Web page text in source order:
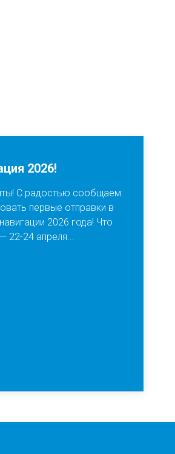
2026!
С радостью сообщаем:
первые отправки в
2026 года! Что
22-24 апреля...